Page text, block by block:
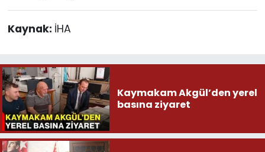
Kaynak: İHA
Kaymakam Akgül’den yerel
basına ziyaret